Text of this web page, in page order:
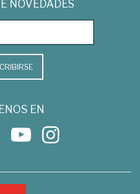
NOVEDADES
EN